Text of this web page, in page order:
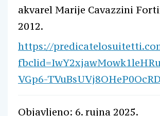
akvarel Marije Cavazzini
2012.
https://
VGp6-
Objavljeno: 6. rujna 2025.